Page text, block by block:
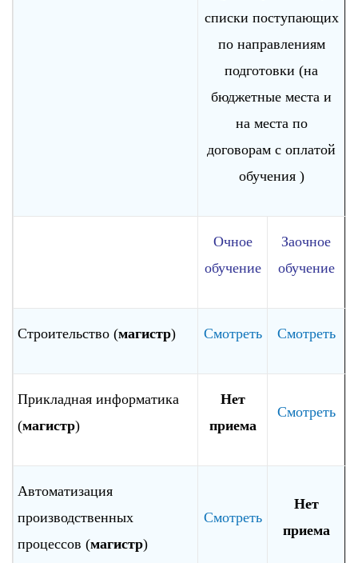
списки поступающих
по направлениям
подготовки (на
бюджетные места и
на места по
договорам с оплатой
обучения )
Очное
обучение
Заочное
обучение
Строительство (магистр) Смотреть Смотреть
Прикладная информатика
(магистр)
Нет
приема
Смотреть
Автоматизация
производственных
процессов (магистр)
Смотреть
Нет
приема